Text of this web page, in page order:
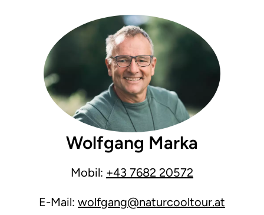
Wolfgang Marka
Mobil: +43 7682 20572
E-Mail: wolfgang@naturcooltour.at